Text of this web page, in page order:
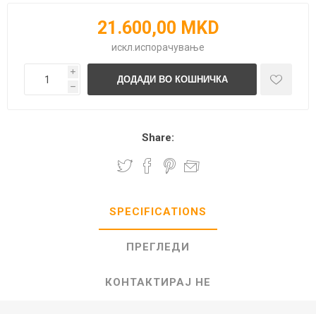
21.600,00 MKD
искл. испорачување
i
h
Share:
SPECIFICATIONS
ПРЕГЛЕДИ
КОНТАКТИРАЈ НЕ